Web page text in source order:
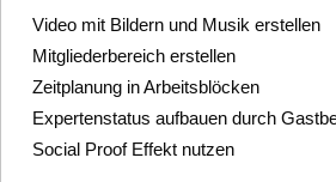
Video mit Bildern und Musik erstellen
Mitgliederbereich erstellen
Zeitplanung in Arbeitsblöcken
Expertenstatus aufbauen durch
Social Proof Effekt nutzen